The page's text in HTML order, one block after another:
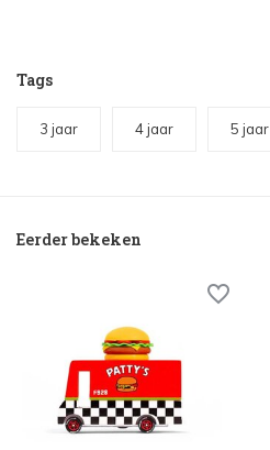
Tags
3 jaar 4 jaar 5 jaar
Eerder bekeken